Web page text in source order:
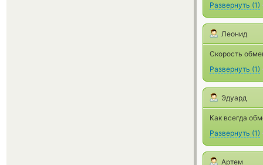
Развернуть (1)
Леонид
Скорость
Развернуть (1)
Эдуард
Как всегда
Развернуть (1)
Артем